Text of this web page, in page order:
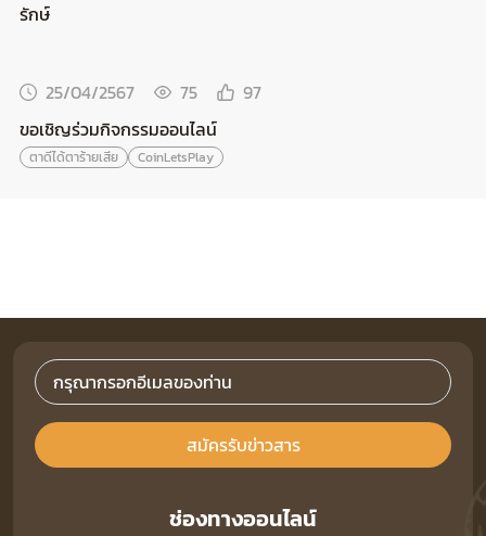
รักษ์
25/04/2567 75
97
ขอเชิญร่วมกิจกรรมออนไลน์
ตาดีได้ตาร้ายเสีย CoinLetsPlay
สมัครรับข่าวสาร
ช่องทางออนไลน์